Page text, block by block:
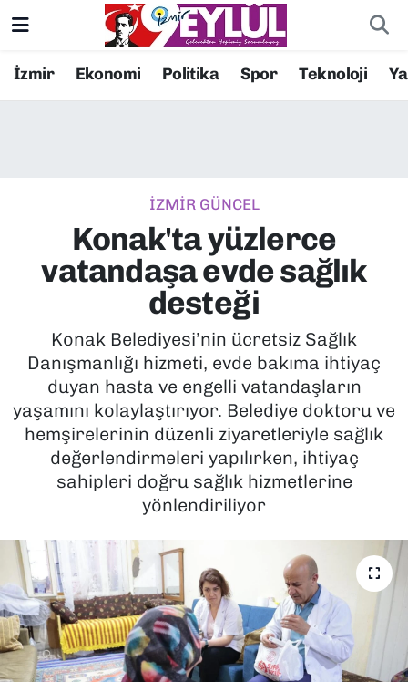
İzmir Ekonomi Politika Spor Teknoloji
İZMİR GÜNCEL
Konak'ta yüzlerce
vatandaşa evde sağlık
desteği
Konak Belediyesi’nin ücretsiz Sağlık
Danışmanlığı hizmeti, evde bakıma ihtiyaç
duyan hasta ve engelli vatandaşların
yaşamını kolaylaştırıyor. Belediye doktoru ve
hemşirelerinin düzenli ziyaretleriyle sağlık
değerlendirmeleri yapılırken, ihtiyaç
sahipleri doğru sağlık hizmetlerine
yönlendiriliyor
Resmi İlanlar
EKONOMİ
KÜLTÜR SANAT
MAGAZİN
POLİTİKA
SAĞLIK
SPOR
YAŞAM
YEREL YÖNETİMLER
Konak Nöbetçi Eczaneler
Süper Lig Puan Durumu ve Fikstür
Tüm Manşetler
Son Dakika Haberleri
Haber Arşivi